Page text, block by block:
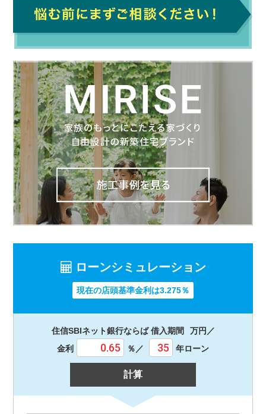
ローンシミュレーション
現在の店頭基準金利は3.275％
住信SBIネット銀行ならば 借入期間
万円／
金利
％／ 年ローン
計算